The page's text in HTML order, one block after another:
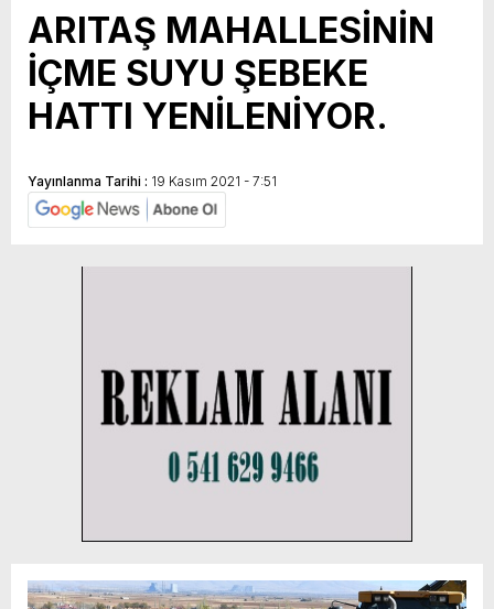
ARITAŞ MAHALLESİNİN
İÇME SUYU ŞEBEKE
HATTI YENİLENİYOR.
Yayınlanma Tarihi : 19 Kasım 2021 - 7:51